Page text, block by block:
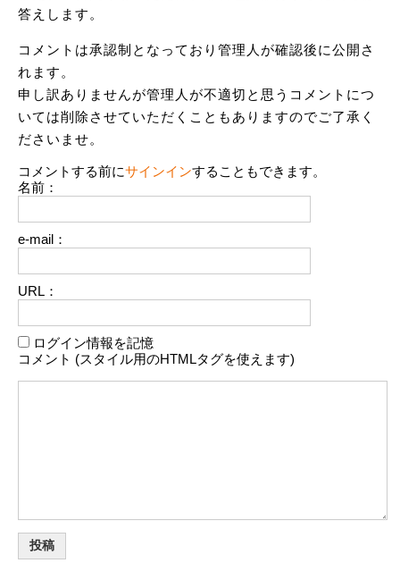
答えします。
コメントは承認制となっており管理人が確認後に公開さ
れます。
申し訳ありませんが管理人が不適切と思うコメントにつ
いては削除させていただくこともありますのでご了承く
ださいませ。
コメントする前にサインインすることもできます。
名前：
e-mail：
URL：
ログイン情報を記憶
コメント (スタイル用のHTMLタグを使えます)